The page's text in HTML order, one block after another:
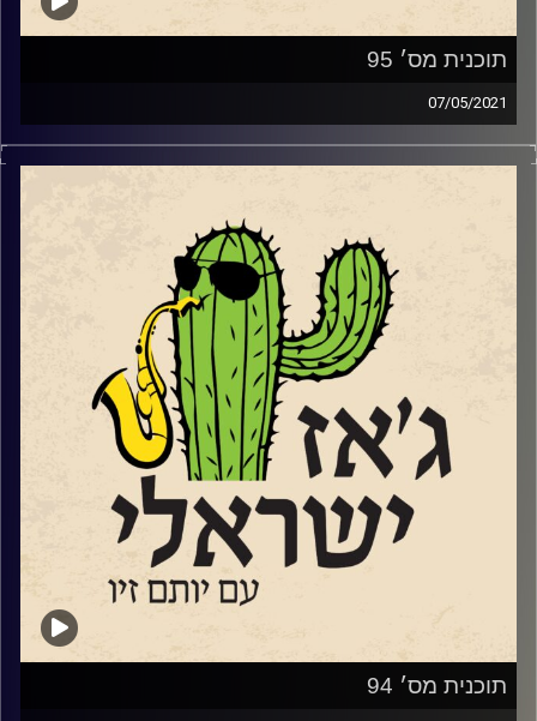
קינחנו עם הסינגל השני מתוך אלבומו החדש
של המלחין והפסנתרן
קרדיט תמונות:רותם בר-אילן
תוכנית מס׳ 95
07/05/2021
ג'ז ישראלי עם הפסנתרנית והמלחינהדניאל
אחרי כמה שנים בניו יורק. שמענו קטעים
מאלבום הבכורה שלה כמובילה וגם
טעימה קטנה מתוך אלבום הסולו שלה שהוקלט
בברלין בזמן הקורונה ויצא בקיץ 2021
קרדיט תמונות: רותם בר-אילן
תוכנית מס׳ 94